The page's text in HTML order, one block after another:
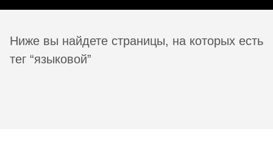
Ниже вы найдете страницы, на которых есть
тег “языковой”